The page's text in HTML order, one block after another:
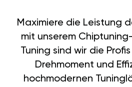
Maximiere die Leistung
mit unserem
Tuning sind wir die
Drehmoment und
hochmodernen